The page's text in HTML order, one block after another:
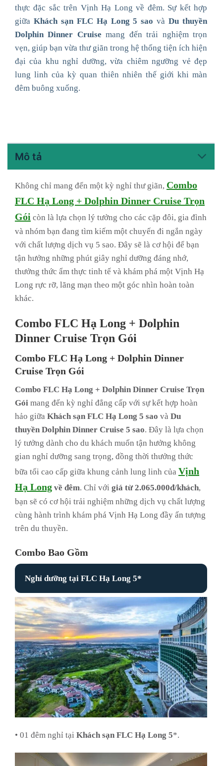
thực đặc sắc trên Vịnh Hạ Long về đêm. Sự kết hợp
giữa Khách sạn FLC Hạ Long 5 sao vàDu thuyền
Dolphin Dinner Cruise mang đến trải nghiệm trọn
vẹn, giúp bạn vừa thư giãn trong hệ thống tiện ích hiện
đại của khu nghỉ dưỡng, vừa chiêm ngưỡng vẻ đẹp
lung linh của kỳ quan thiên nhiên thế giới khi màn
đêm buông xuống.
Mô tả
Không chỉ mang đến một kỳ nghỉ thư giãn, Combo
FLC Hạ Long + Dolphin Dinner Cruise Trọn
Gói còn là lựa chọn lý tưởng cho các cặp đôi, gia đình
và nhóm bạn đang tìm kiếm một chuyến đi ngắn ngày
với chất lượng dịch vụ 5 sao. Đây sẽ là cơ hội để bạn
tận hưởng những phút giây nghỉ dưỡng đáng nhớ,
thưởng thức ẩm thực tinh tế và khám phá một Vịnh Hạ
Long rực rỡ, lãng mạn theo một góc nhìn hoàn toàn
khác.
Combo FLC Hạ Long + Dolphin
Dinner Cruise Trọn Gói
Combo FLC Hạ Long + Dolphin Dinner
Cruise Trọn Gói
Combo FLC Hạ Long + Dolphin Dinner Cruise Trọn
Gói mang đến kỳ nghỉ đẳng cấp với sự kết hợp hoàn
hảo giữa Khách sạn FLC Hạ Long 5 sao và Du
thuyền Dolphin Dinner Cruise 5 sao. Đây là lựa chọn
lý tưởng dành cho du khách muốn tận hưởng không
gian nghỉ dưỡng sang trọng, đồng thời thưởng thức
bữa tối cao cấp giữa khung cảnh lung linh của Vịnh
Hạ Long về đêm. Chỉ với giá từ 2.065.000đ/khách,
bạn sẽ có cơ hội trải nghiệm những dịch vụ chất lượng
cùng hành trình khám phá Vịnh Hạ Long đầy ấn tượng
trên du thuyền.
Combo Bao Gồm
Nghỉ dưỡng tại FLC Hạ Long 5*
• 01 đêm nghỉ tại Khách sạn FLC Hạ Long 5*.